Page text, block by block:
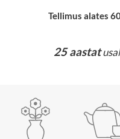
Tellimus alates
25 aastat